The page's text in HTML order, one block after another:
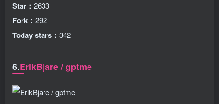
Star： 2633
Fork： 292
Today stars： 342
6.ErikBjare / gptme